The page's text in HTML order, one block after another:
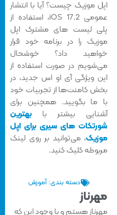
اپل موزیک چیست؟ آیا با انتشار
عمومی iOS 17.2، استفاده از
پلی لیست های مشترک اپل
موزیک را در برنامه خود قرار
خواهید داد؟ خوشحال
می‌شویم در صورت استفاده از
این ویژگی آی او اس جدید، در
بخش کامنت‌ها از تجربیات خود
با ما بگویید. همچنین برای
آشنایی بیشتر با بهترین
شورتکات های سیری برای اپل
موزیک، می‌توانید بر روی لینک
مربوطه کلیک کنید.
دسته بندی:آموزش
مهرناز
مهرناز هستم و با وجود این که